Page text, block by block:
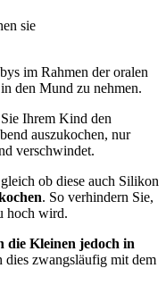
sie
im Rahmen der oralen
den Mund zu nehmen.
Ihrem Kind den
auszukochen, nur
verschwindet.
ob diese auch Silikon
. So verhindern Sie,
hoch wird.
die Kleinen jedoch in
dies zwangsläufig mit dem